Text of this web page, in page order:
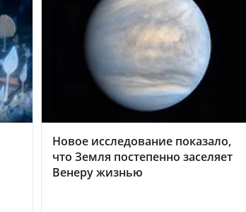
Новое исследование показало,
что Земля постепенно заселяет
Венеру жизнью